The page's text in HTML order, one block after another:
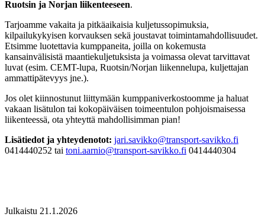
Ruotsin ja Norjan liikenteeseen.
Tarjoamme vakaita ja pitkäaikaisia kuljetussopimuksia,
kilpailukykyisen korvauksen sekä joustavat toimintamahdollisuudet.
Etsimme luotettavia kumppaneita, joilla on kokemusta
kansainvälisistä maantiekuljetuksista ja voimassa olevat tarvittavat
luvat (esim. CEMT-lupa, Ruotsin/Norjan liikennelupa, kuljettajan
ammattipätevyys jne.).
Jos olet kiinnostunut liittymään kumppaniverkostoomme ja haluat
vakaan lisätulon tai kokopäiväisen toimeentulon pohjoismaisessa
liikenteessä, ota yhteyttä mahdollisimman pian!
Lisätiedot ja yhteydenotot: jari.savikko@transport-savikko.fi
0414440252 tai toni.aarnio@transport-savikko.fi 0414440304
Julkaistu 21.1.2026